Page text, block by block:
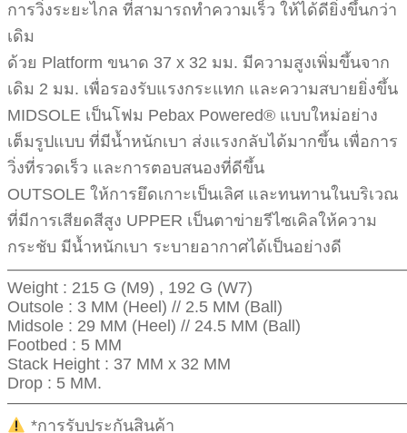
การวิ่งระยะไกล ที่สามารถทำความเร็ว ให้ได้ดียิ่งขึ้นกว่า
เดิม
ด้วย Platform ขนาด 37 x 32 มม. มีความสูงเพิ่มขึ้นจาก
เดิม 2 มม. เพื่อรองรับแรงกระแทก และความสบายยิ่งขึ้น
MIDSOLE เป็นโฟม Pebax Powered® แบบใหม่อย่าง
เต็มรูปแบบ ที่มีน้ำหนักเบา ส่งแรงกลับได้มากขึ้น เพื่อการ
วิ่งที่รวดเร็ว และการตอบสนองที่ดีขึ้น
OUTSOLE ให้การยึดเกาะเป็นเลิศ และทนทานในบริเวณ
ที่มีการเสียดสีสูง UPPER เป็นตาข่ายรีไซเคิลให้ความ
กระชับ มีน้ำหนักเบา ระบายอากาศได้เป็นอย่างดี
Weight : 215 G (M9) , 192 G (W7)
Outsole : 3 MM (Heel) // 2.5 MM (Ball)
Midsole : 29 MM (Heel) // 24.5 MM (Ball)
Footbed : 5 MM
Stack Height : 37 MM x 32 MM
Drop : 5 MM.
*การรับประกันสินค้า